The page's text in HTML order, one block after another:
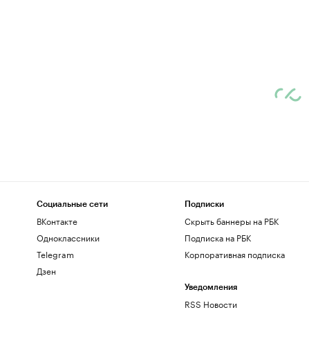
Социальные сети
ВКонтакте
Одноклассники
Telegram
Дзен
Подписки
Скрыть баннеры на РБК
Подписка на РБК
Корпоративная подписка
Уведомления
RSS Новости